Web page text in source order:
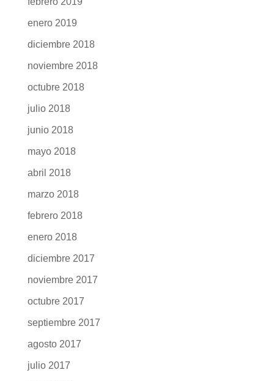
enero 2019
diciembre 2018
noviembre 2018
octubre 2018
julio 2018
junio 2018
mayo 2018
abril 2018
marzo 2018
febrero 2018
enero 2018
diciembre 2017
noviembre 2017
octubre 2017
septiembre 2017
agosto 2017
julio 2017